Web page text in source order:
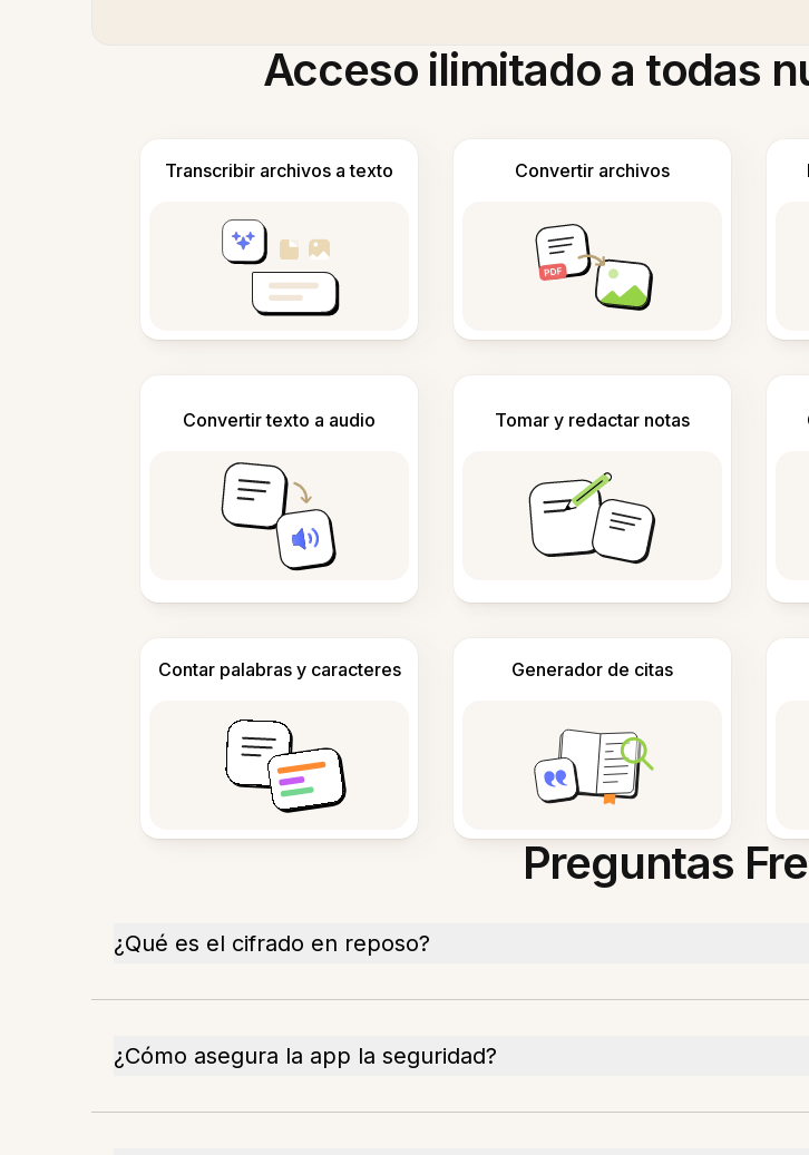
Acceso ilimitado a todas
Transcribir archivos a texto Convertir archivos
Convertir texto a audio Tomar y redactar notas
Contar palabras y caracteres Generador de citas
Preguntas
¿Qué es el cifrado en reposo?
¿Cómo asegura la app la seguridad?